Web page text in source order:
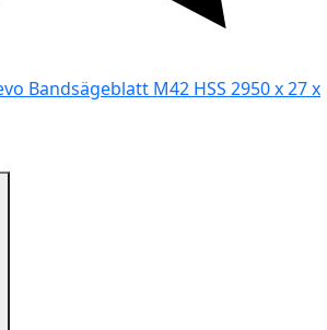
Bandsägeblatt M42 HSS 2950 x 27 x